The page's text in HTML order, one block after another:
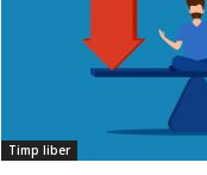
Timp liber